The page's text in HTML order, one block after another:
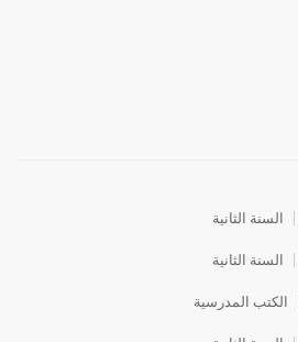
السنة الثانية
السنة الثانية
الكتب المدرسية